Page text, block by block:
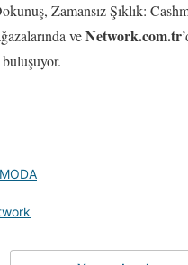
Zamansız Şıklık:
veNetwork.com.tr
MODA